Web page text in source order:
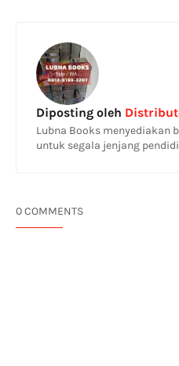
Diposting oleh
Lubna Books menyediakan
untuk segala jenjang
0 COMMENTS